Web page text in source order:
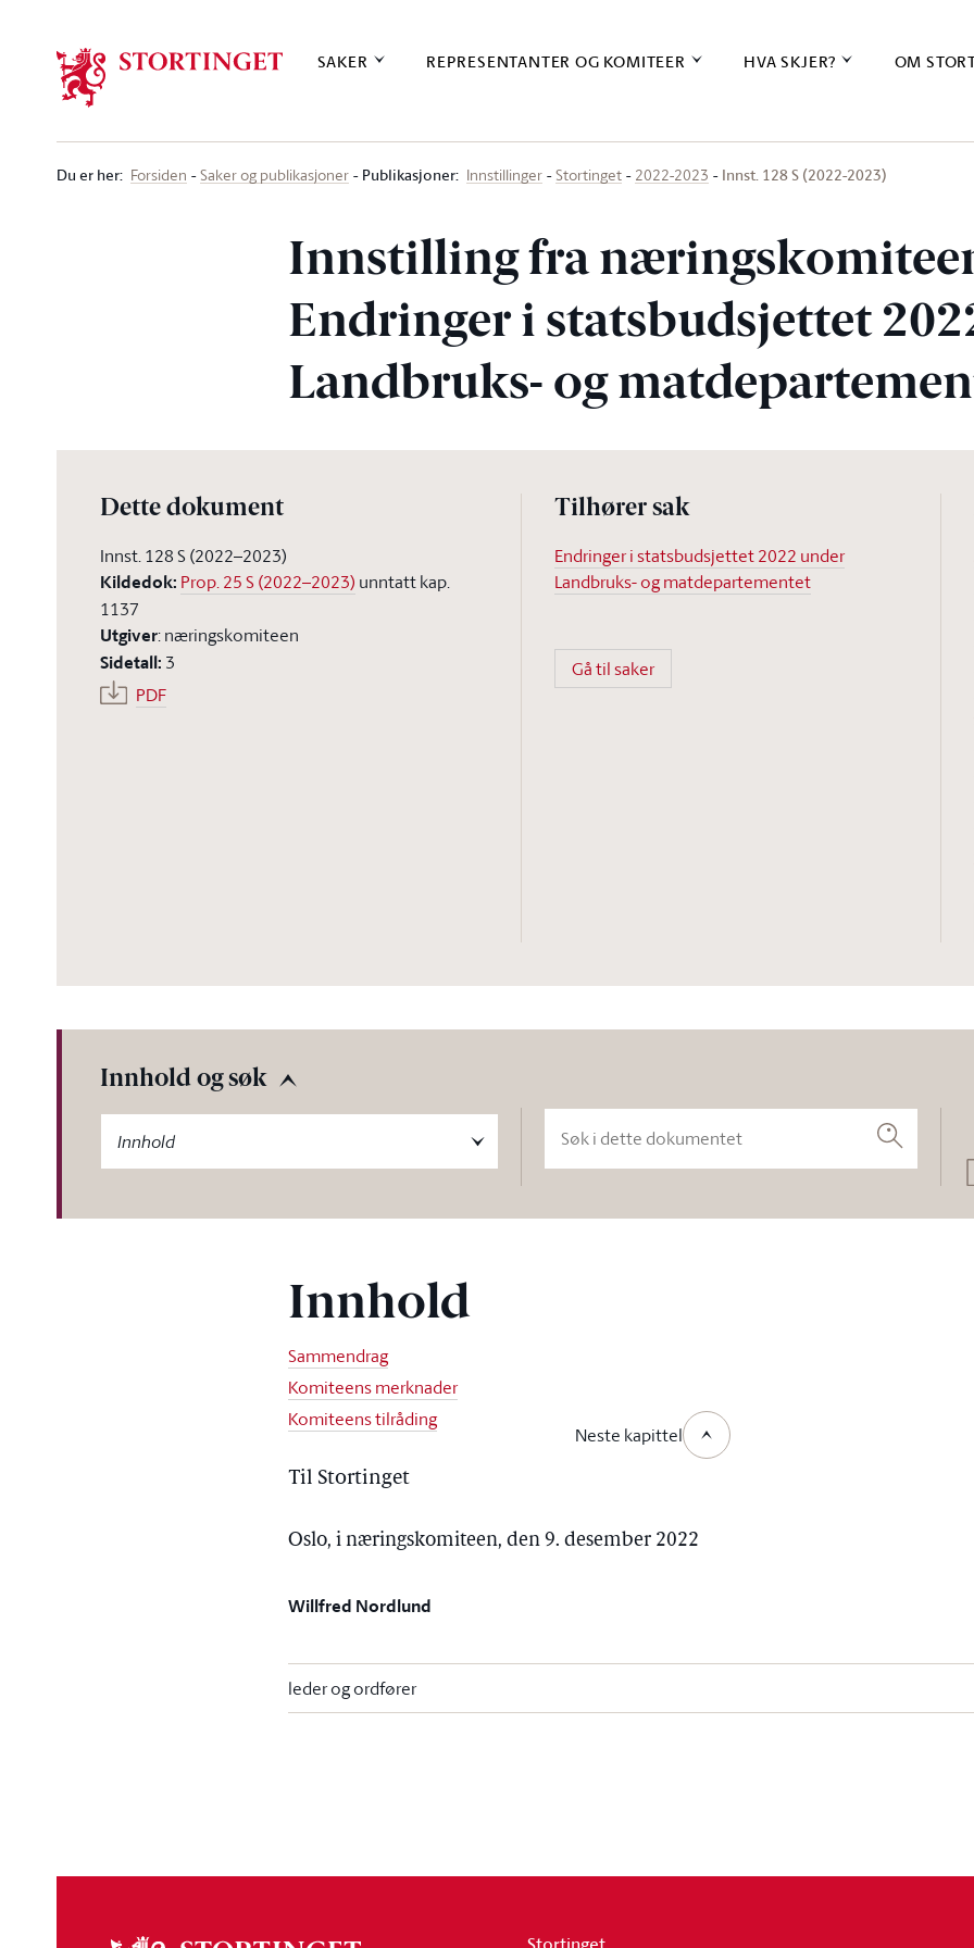
SAKER REPRESENTANTER OG KOMITEER HVA SKJER? OM
Du er her: Forsiden Saker og publikasjoner Publikasjoner: Innstillinger Stortinget 2022-2023 Innst. 128 S (2022-2023)
Innstilling fra
Endringer i statsbudsjettet
Landbruks- og
Dette dokument
Innst. 128 S (2022–2023)
Kildedok: Prop. 25 S (2022–2023) unntatt kap.
1137
Utgiver:næringskomiteen
Sidetall: 3
PDF
Tilhører sak
Endringer i statsbudsjettet 2022 under
Landbruks- og matdepartementet
Gå til saker
Innhold og søk
Innhold Søk
Innhold
Sammendrag
Komiteens merknader
Komiteens tilråding
Neste kapittel
Til Stortinget
Oslo, i næringskomiteen, den 9. desember 2022
Willfred Nordlund
leder og ordfører